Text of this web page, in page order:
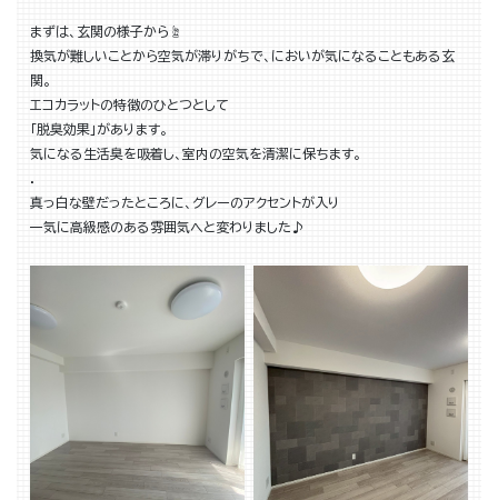
まずは、玄関の様子から☝
換気が難しいことから空気が滞りがちで、においが気になることもある玄
関。
エコカラットの特徴のひとつとして
「脱臭効果」があります。
気になる生活臭を吸着し、室内の空気を清潔に保ちます。
真っ白な壁だったところに、グレーのアクセントが入り
一気に高級感のある雰囲気へと変わりました♪